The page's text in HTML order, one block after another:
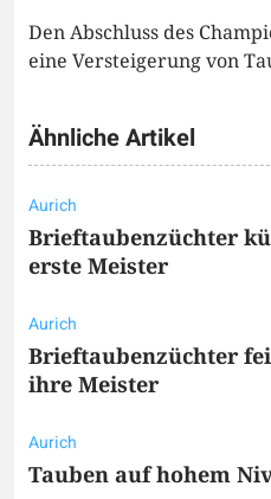
Den Abschluss des
eine Versteigerung von
Ähnliche Artikel
Aurich
Brieftaubenzüchter
erste Meister
Aurich
Brieftaubenzüchter
ihre Meister
Aurich
Tauben auf hohem